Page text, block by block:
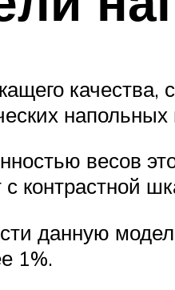
качества,
напольных
весов
контрастной
данную
1%.